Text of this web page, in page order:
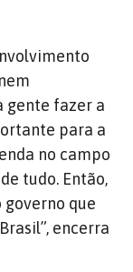
gente fazer a
para a
no campo
tudo. Então,
que
encerra